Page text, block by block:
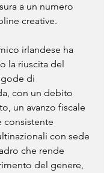
a un numero
creative.
irlandese ha
la riuscita del
di
con un debito
un avanzo fiscale
consistente
con sede
che rende
del genere,